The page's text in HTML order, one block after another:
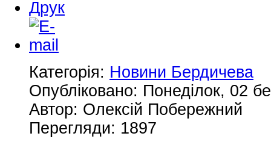
Категорія: Новини Бердичева
Опубліковано: Понеділок, 02
Автор: Олексій Побережний
Перегляди: 1897